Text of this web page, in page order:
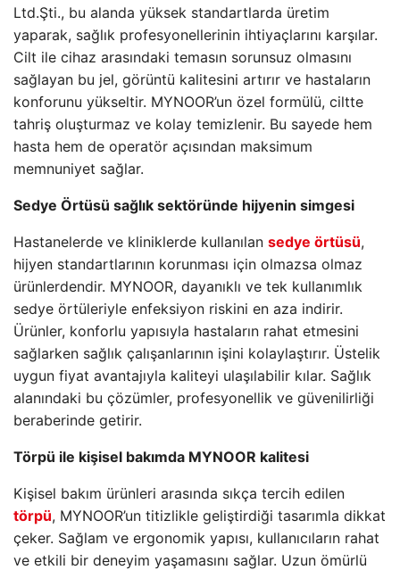
Ltd.Şti., bu alanda yüksek standartlarda üretim
yaparak, sağlık profesyonellerinin ihtiyaçlarını karşılar.
Cilt ile cihaz arasındaki temasın sorunsuz olmasını
sağlayan bu jel, görüntü kalitesini artırır ve hastaların
konforunu yükseltir. MYNOOR’un özel formülü, ciltte
tahriş oluşturmaz ve kolay temizlenir. Bu sayede hem
hasta hem de operatör açısından maksimum
memnuniyet sağlar.
Sedye Örtüsü sağlık sektöründe hijyenin simgesi
Hastanelerde ve kliniklerde kullanılan sedye örtüsü,
hijyen standartlarının korunması için olmazsa olmaz
ürünlerdendir. MYNOOR, dayanıklı ve tek kullanımlık
sedye örtüleriyle enfeksiyon riskini en aza indirir.
Ürünler, konforlu yapısıyla hastaların rahat etmesini
sağlarken sağlık çalışanlarının işini kolaylaştırır. Üstelik
uygun fiyat avantajıyla kaliteyi ulaşılabilir kılar. Sağlık
alanındaki bu çözümler, profesyonellik ve güvenilirliği
beraberinde getirir.
Törpü ile kişisel bakımda MYNOOR kalitesi
Kişisel bakım ürünleri arasında sıkça tercih edilen
törpü, MYNOOR’un titizlikle geliştirdiği tasarımla dikkat
çeker. Sağlam ve ergonomik yapısı, kullanıcıların rahat
ve etkili bir deneyim yaşamasını sağlar. Uzun ömürlü